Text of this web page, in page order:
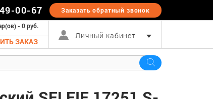
00-67 Заказать обратный звонок
- 0 руб.
ЗАКАЗ
Личный кабинет